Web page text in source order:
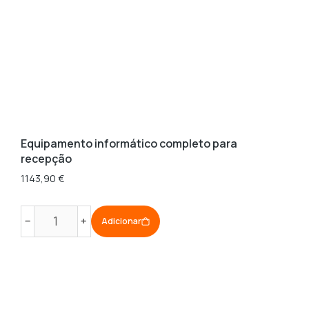
Equipamento informático completo para
recepção
1143,90 €
Quantidade
de
﹣ ﹢ Adicionar